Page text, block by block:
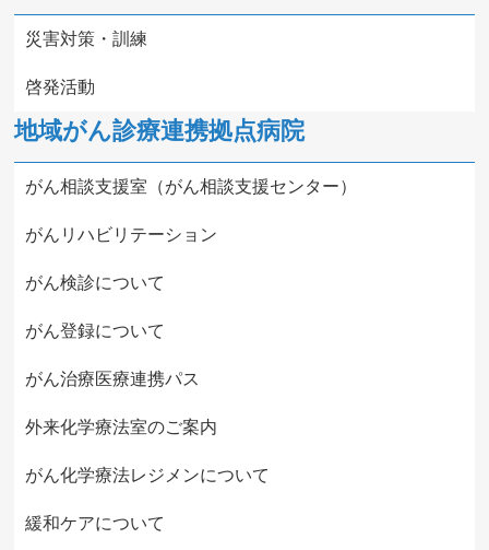
災害対策・訓練
啓発活動
地域がん診療連携拠点病院
がん相談支援室（がん相談支援センター）
がんリハビリテーション
がん検診について
がん登録について
がん治療医療連携パス
外来化学療法室のご案内
がん化学療法レジメンについて
緩和ケアについて